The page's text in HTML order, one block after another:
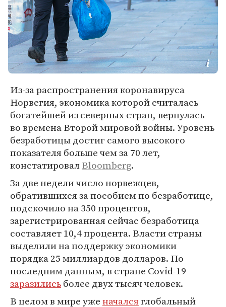
Из-за распространения коронавируса
Норвегия, экономика которой считалась
богатейшей из северных стран, вернулась
во времена Второй мировой войны. Уровень
безработицы достиг самого высокого
показателя больше чем за 70 лет,
констатировалBloomberg.
За две недели число норвежцев,
обратившихся за пособием по безработице,
подскочило на 350 процентов,
зарегистрированная сейчас безработица
составляет 10,4 процента. Власти страны
выделили на поддержку экономики
порядка 25 миллиардов долларов. По
последним данным, в стране Covid-19
заразилисьболее двух тысяч человек.
В целом в мире уженачалсяглобальный